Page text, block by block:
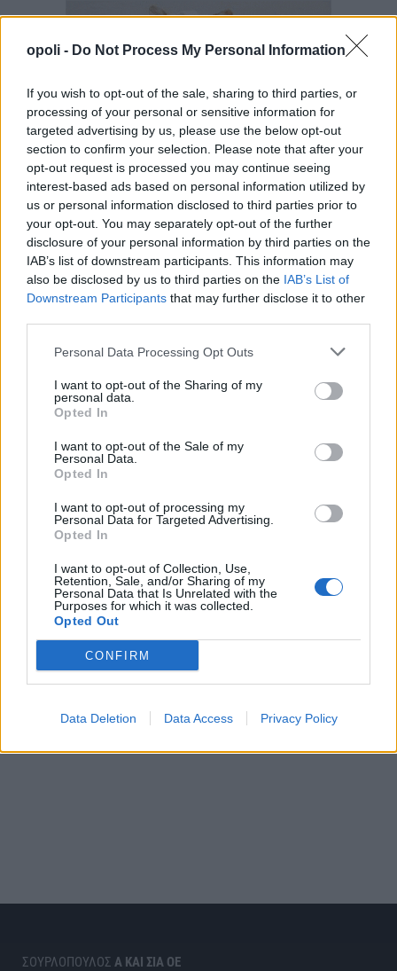
opoli - Do Not Process My Personal Information
If you wish to opt-out of the sale, sharing to third parties, or
processing of your personal or sensitive information for
targeted advertising by us, please use the below opt-out
section to confirm your selection. Please note that after your
opt-out request is processed you may continue seeing
interest-based ads based on personal information utilized by
us or personal information disclosed to third parties prior to
your opt-out. You may separately opt-out of the further
disclosure of your personal information by third parties on the
IAB’s list of downstream participants. This information may
also be disclosed by us to third parties on the IAB’s List of
Downstream Participants that may further disclose it to other
Personal Data Processing Opt Outs
I want to opt-out of the Sharing of my
personal data.
Opted In
I want to opt-out of the Sale of my
Personal Data.
Opted In
I want to opt-out of processing my
Personal Data for Targeted Advertising.
Opted In
I want to opt-out of Collection, Use,
Retention, Sale, and/or Sharing of my
Personal Data that Is Unrelated with the
Purposes for which it was collected.
Opted Out
CONFIRM
Data Deletion Data Access Privacy Policy
ΣΟΥΡΛΟΠΟΥΛΟΣ Α ΚΑΙ ΣΙΑ ΟΕ